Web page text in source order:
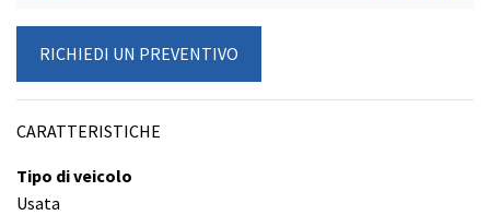
RICHIEDI UN PREVENTIVO
CARATTERISTICHE
Tipo di veicolo
Usata